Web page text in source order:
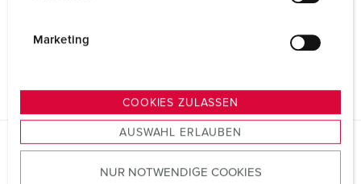
s
u
Marketing
COOKIES ZULASSEN
AUSWAHL ERLAUBEN
NUR NOTWENDIGE COOKIES
Wandsteckdose 20842A